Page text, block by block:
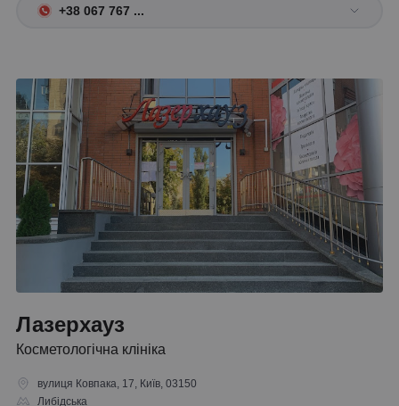
+38 067 767 ...
Лазерхауз
Косметологічна клініка
вулиця Ковпака, 17, Київ, 03150
Либідська